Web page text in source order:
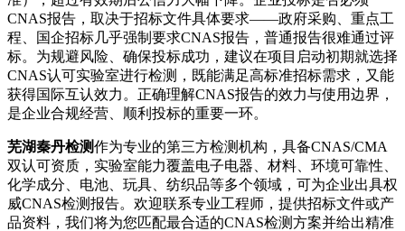
CNAS报告，取决于招标文件具体要求——政府采购、重点工
程、国企招标几乎强制要求CNAS报告，普通报告很难通过评
标。为规避风险、确保投标成功，建议在项目启动初期就选择
CNAS认可实验室进行检测，既能满足高标准招标需求，又能
获得国际互认效力。正确理解CNAS报告的效力与使用边界，
是企业合规经营、顺利投标的重要一环。
芜湖秦丹检测作为专业的第三方检测机构，具备CNAS/CMA
双认可资质，实验室能力覆盖电子电器、材料、环境可靠性、
化学成分、电池、玩具、纺织品等多个领域，可为企业出具权
威CNAS检测报告。欢迎联系专业工程师，提供招标文件或产
品资料，我们将为您匹配最合适的CNAS检测方案并给出精准